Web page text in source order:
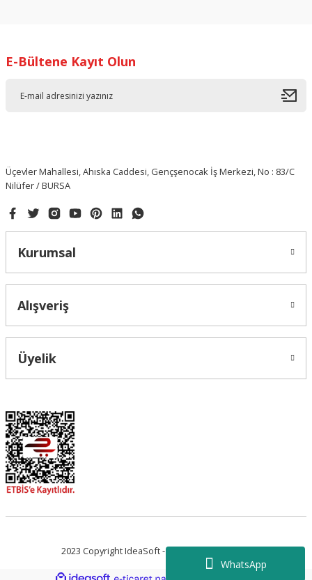
WhatsApp
E-Bültene Kayıt Olun
Üçevler Mahallesi, Ahıska Caddesi, Gençşenocak İş Merkezi, No : 83/C
Nilüfer / BURSA
Kurumsal
Alışveriş
Üyelik
2023 Copyright IdeaSoft - Tüm Hakları Saklıdır.
ideasoft